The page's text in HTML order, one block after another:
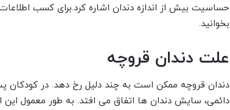
حساسیت بیش از اندازه دندان اشاره کرد.برای کسب
بخوانید.
علت دندان قروچه
دندان قروچه ممکن است به چند دلیل رخ دهد. در کودکان
دائمی، سایش دندان ها اتفاق می افتد. به طور معمول